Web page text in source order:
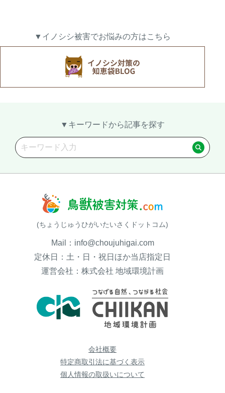
メルマガ登録
お問い合わせ
ショップ
▼イノシシ被害でお悩みの方はこちら
▼キーワードから記事を探す
(ちょうじゅうひがいたいさくドットコム)
Mail：info@choujuhigai.com
定休日：土・日・祝日ほか当店指定日
運営会社：株式会社 地域環境計画
会社概要
特定商取引法に基づく表示
個人情報の取扱いについて